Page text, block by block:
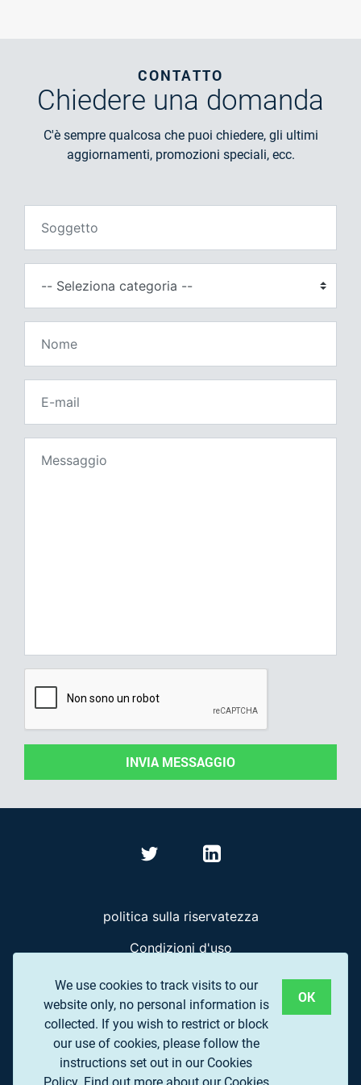
CONTATTO
Chiedere una domanda
C'è sempre qualcosa che puoi chiedere, gli ultimi
aggiornamenti, promozioni speciali, ecc.
INVIA MESSAGGIO
We use cookies to track visits to our
website only, no personal information is
collected. If you wish to restrict or block
our use of cookies, please follow the
instructions set out in our Cookies
OK
politica sulla riservatezza
Condizioni d'uso
Domande frequenti
© 2017 EUROPEAN ASSOCIATION OF REMOTE
SENSING COMPANIES (EARSC) A.S.B.L.